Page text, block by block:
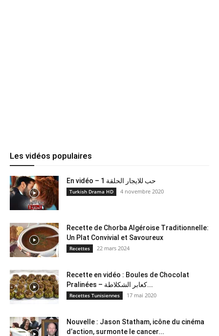
Les vidéos populaires
En vidéo – حب للايجار الحلقة 1
Turkish Drama HD 4 novembre 2020
Recette de Chorba Algéroise Traditionnelle:
Un Plat Convivial et Savoureux
Recettes 22 mars 2024
Recette en vidéo : Boules de Chocolat
Pralinées – كعابر الشكلاطة...
Recettes Tunisiennes 17 mai 2020
Nouvelle : Jason Statham, icône du cinéma
d’action, surmonte le cancer...